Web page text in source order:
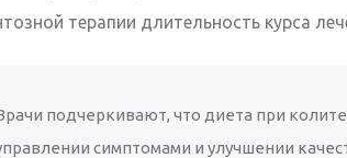
терапии длительность курса
подчеркивают, что диета при
симптомами и улучшении